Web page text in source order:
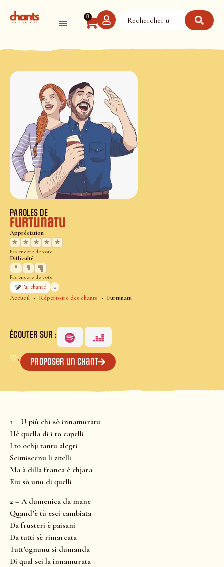
0
Accueil Répertoire des chants Furtunatu
PAROLES DE
Furtunatu
Appréciation
★
★ ★ ★ ★
Pas encore de vote
Difficulté
Pas encore de vote
J’ai chanté
0
ÉCOUTER SUR :
♡+ Proposer un chant
1 – U più chì sò innamuratu
Hè quella di i to capelli
I to ochji tantu alegri
Scimiscenu li zitelli
Ma à dilla franca è chjara
Eiu sò unu di quelli
2 – A dumenica da mane
Quand’è tù esci cambiata
Da frusteri è paisani
Da tutti sè rimarcata
Tutt’ognunu si dumanda
Di qual sei la innamurata